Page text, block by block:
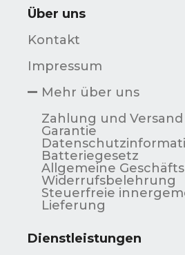
Über uns
Kontakt
Impressum
Mehr über uns
Zahlung und Versand
Garantie
Batteriegesetz
Allgemeine
Widerrufsbelehrung
Steuerfreie
Lieferung
Dienstleistungen